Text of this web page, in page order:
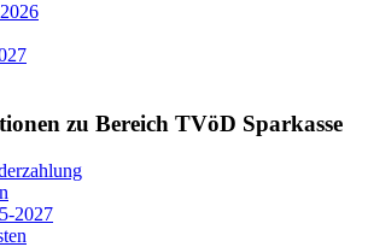
zu Bereich TVöD Sparkasse
2027